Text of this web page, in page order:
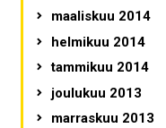
maaliskuu 2014
helmikuu 2014
tammikuu 2014
joulukuu 2013
marraskuu 2013